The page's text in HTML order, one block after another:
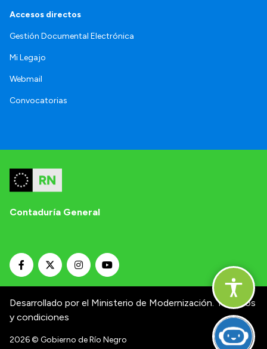
Accesos directos
Gestión Documental Electrónica
Mi Legajo
Webmail
Convocatorias
Contaduría General
Desarrollado por el Ministerio de Modernización. Términos
y condiciones
2026© Gobierno de Río Negro